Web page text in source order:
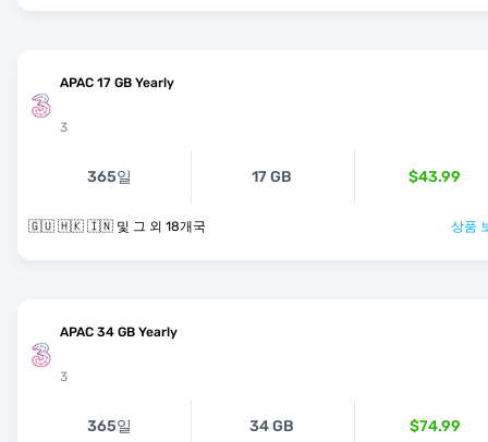
APAC 17 GB Yearly
3
365일 17 GB $43.99
🇬🇺 🇭🇰 🇮🇳 및 그 외 18개국 상품
APAC 34 GB Yearly
3
365일 34 GB $74.99